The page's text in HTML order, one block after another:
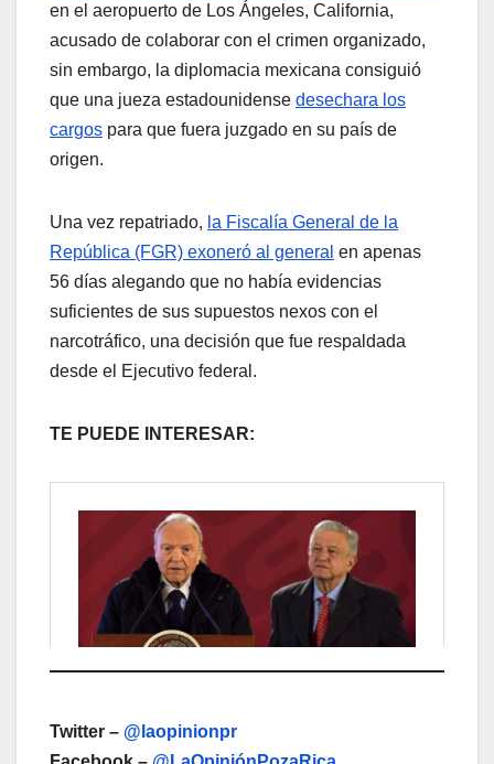
en el aeropuerto de Los Ángeles, California,
acusado de colaborar con el crimen organizado,
sin embargo, la diplomacia mexicana consiguió
que una jueza estadounidense desechara los
cargos para que fuera juzgado en su país de
origen.
Una vez repatriado, la Fiscalía General de la
República (FGR) exoneró al general en apenas
56 días alegando que no había evidencias
suficientes de sus supuestos nexos con el
narcotráfico, una decisión que fue respaldada
desde el Ejecutivo federal.
TE PUEDE INTERESAR:
Twitter – @laopinionpr